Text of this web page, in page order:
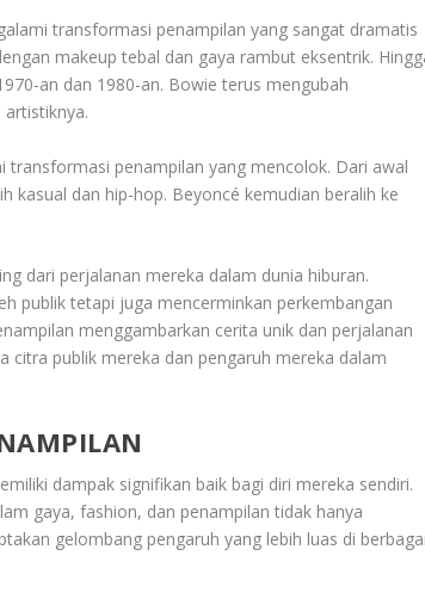
transformasi penampilan yang sangat dramatis
makeup tebal dan gaya rambut eksentrik.
an dan 1980-an. Bowie terus mengubah
penampilan yang mencolok. Dari awal
kasual dan hip-hop. Beyoncé kemudian beralih ke
dari perjalanan mereka dalam dunia hiburan.
publik tetapi juga mencerminkan perkembangan
menggambarkan cerita unik dan perjalanan
citra publik mereka dan pengaruh mereka dalam
dampak signifikan baik bagi diri mereka sendiri.
gaya, fashion, dan penampilan tidak hanya
gelombang pengaruh yang lebih luas di